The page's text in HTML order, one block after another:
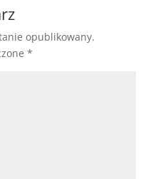
opublikowany.
*